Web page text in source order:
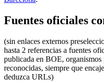
Fuentes oficiales
(sin enlaces externos
hasta 2 referencias a fuentes
publicada en BOE, organismos
reconocidas, siempre que
deduzca URLs)